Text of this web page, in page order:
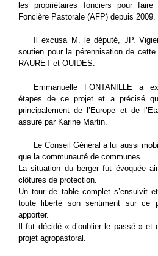
les propriétaires fonciers pour
Foncière Pastorale (AFP) depuis 2009.
Il excusa M. le député, JP.
soutien pour la pérennisation de
RAURET et OUIDES.
Emmanuelle FONTANILLE a
étapes de ce projet et a précisé
principalement de l’Europe et de
assuré par Karine Martin.
Le Conseil Général a lui aussi
que la communauté de communes.
La situation du berger fut évoquée
clôtures de protection.
Un tour de table complet s’ensuivit
toute liberté son sentiment sur
apporter.
Il fut décidé « d’oublier le passé » et
projet agropastoral.